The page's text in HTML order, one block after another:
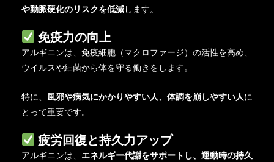
や動脈硬化のリスクを低減します。
免疫力の向上
アルギニンは、免疫細胞（マクロファージ）の活性を高め、
ウイルスや細菌から体を守る働きをします。
特に、 風邪や病気にかかりやすい人、体調を崩しやすい人に
とって重要です。
疲労回復と持久力アップ
アルギニンは、 エネルギー代謝をサポートし、運動時の持久